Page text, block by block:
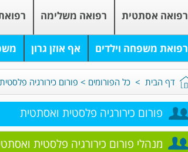
רפואה אסתטית רפואה משלימה
רפואת משפחה וילדים אף אוזן גרון
דף הבית > כל הפורומים > פורום כירורגיה
פורום כירורגיה פלסטית ואסתטית
מנהלי פורום כירורגיה פלסטית